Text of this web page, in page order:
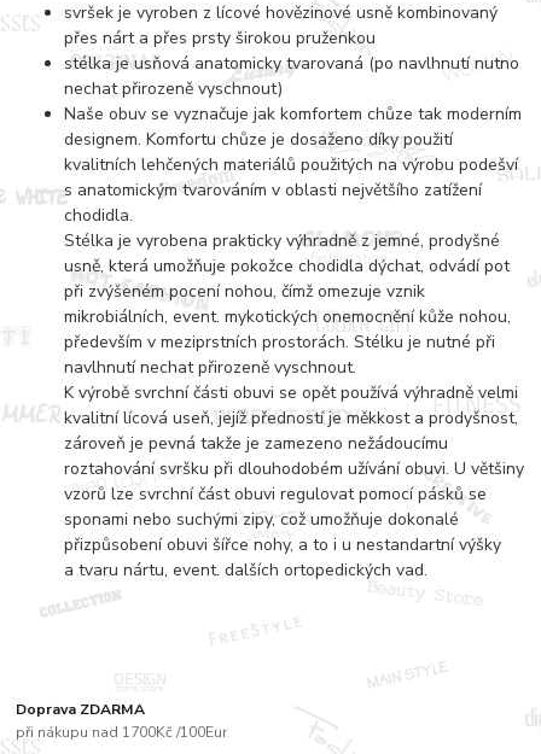
Doprava ZDARMA
při nákupu nad 1700Kč /100Eur
svršek je vyroben z lícové hovězinové usně kombinovaný
přes nárt a přes prsty širokou pruženkou
stélka je usňová anatomicky tvarovaná (po navlhnutí nutno
nechat přirozeně vyschnout)
Naše obuv se vyznačuje jak komfortem chůze tak moderním
designem. Komfortu chůze je dosaženo díky použití
kvalitních lehčených materiálů použitých na výrobu podešví
s anatomickým tvarováním v oblasti největšího zatížení
chodidla.
Stélka je vyrobena prakticky výhradně z jemné, prodyšné
usně, která umožňuje pokožce chodidla dýchat, odvádí pot
při zvýšeném pocení nohou, čímž omezuje vznik
mikrobiálních, event. mykotických onemocnění kůže nohou,
především v meziprstních prostorách. Stélku je nutné při
navlhnutí nechat přirozeně vyschnout.
K výrobě svrchní části obuvi se opět používá výhradně velmi
kvalitní lícová useň, jejíž předností je měkkost a prodyšnost,
zároveň je pevná takže je zamezeno nežádoucímu
roztahování svršku při dlouhodobém užívání obuvi. U většiny
vzorů lze svrchní část obuvi regulovat pomocí pásků se
sponami nebo suchými zipy, což umožňuje dokonalé
přizpůsobení obuvi šířce nohy, a to i u nestandartní výšky
a tvaru nártu, event. dalších ortopedických vad.